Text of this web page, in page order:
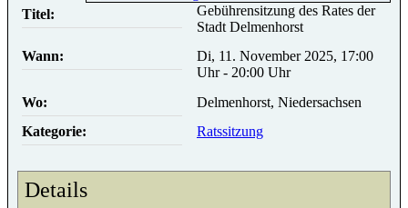
Titel:
Gebührensitzung des Rates der
Stadt Delmenhorst
Wann:
Di, 11. November 2025, 17:00
Uhr - 20:00 Uhr
Wo:
Delmenhorst, Niedersachsen
Kategorie:
Ratssitzung
Details